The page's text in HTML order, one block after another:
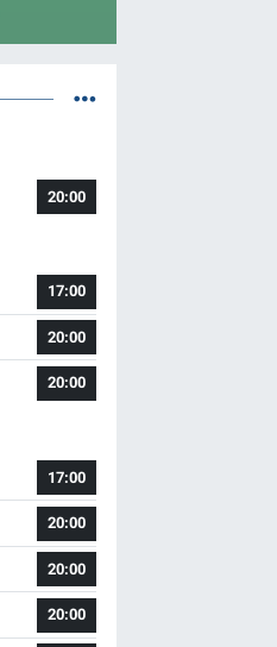
20:00
17:00
20:00
20:00
17:00
20:00
20:00
20:00